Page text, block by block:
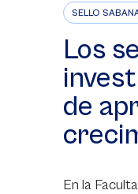
SELLO
Los
de
En la